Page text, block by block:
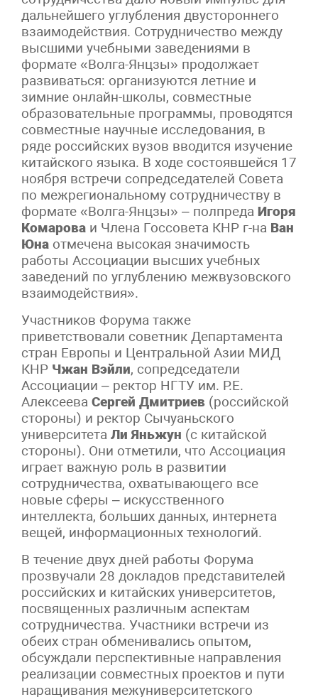
дальнейшего углубления двустороннего
взаимодействия. Сотрудничество между
высшими учебными заведениями в
формате «Волга-Янцзы» продолжает
развиваться: организуются летние и
зимние онлайн-школы, совместные
образовательные программы, проводятся
совместные научные исследования, в
ряде российских вузов вводится изучение
китайского языка. В ходе состоявшейся 17
ноября встречи сопредседателей Совета
по межрегиональному сотрудничеству в
формате «Волга-Янцзы» – полпреда Игоря
Комарова и Члена Госсовета КНР г-на Ван
Юна отмечена высокая значимость
работы Ассоциации высших учебных
заведений по углублению межвузовского
взаимодействия».
Участников Форума также
приветствовали советник Департамента
стран Европы и Центральной Азии МИД
КНР Чжан Вэйли, сопредседатели
Ассоциации – ректор НГТУ им. Р.Е.
Алексеева Сергей Дмитриев (российской
стороны) и ректор Сычуаньского
университета Ли Яньжун (с китайской
стороны). Они отметили, что Ассоциация
играет важную роль в развитии
сотрудничества, охватывающего все
новые сферы – искусственного
интеллекта, больших данных, интернета
вещей, информационных технологий.
В течение двух дней работы Форума
прозвучали 28 докладов представителей
российских и китайских университетов,
посвященных различным аспектам
сотрудничества. Участники встречи из
обеих стран обменивались опытом,
обсуждали перспективные направления
реализации совместных проектов и пути
наращивания межуниверситетского